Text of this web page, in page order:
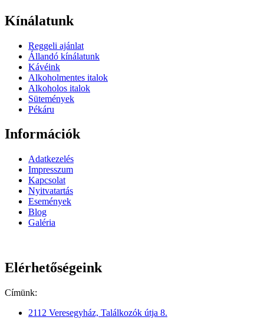
Kínálatunk
Reggeli ajánlat
Állandó kínálatunk
Kávéink
Alkoholmentes italok
Alkoholos italok
Sütemények
Pékáru
Információk
Adatkezelés
Impresszum
Kapcsolat
Nyitvatartás
Események
Blog
Galéria
Elérhetőségeink
Címünk:
2112 Veresegyház, Találkozók útja 8.